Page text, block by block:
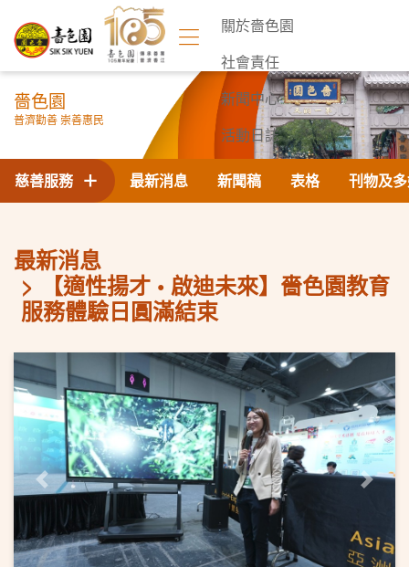
關於嗇色園
社會責任
新聞中心
活動日誌
聯絡我們
嗇色園
普濟勸善 崇善惠民
最新消息 新聞稿 表格 刊物及
慈善服務
最新消息
【適性揚才 • 啟迪未來】嗇色園教育
服務體驗日圓滿結束
上一頁 下一頁